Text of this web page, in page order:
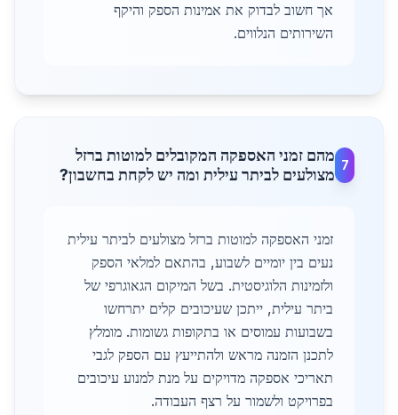
אך חשוב לבדוק את אמינות הספק והיקף
השירותים הנלווים.
7
מהם זמני האספקה המקובלים למוטות ברזל
מצולעים לביתר עילית ומה יש לקחת בחשבון?
זמני האספקה למוטות ברזל מצולעים לביתר עילית
נעים בין יומיים לשבוע, בהתאם למלאי הספק
ולזמינות הלוגיסטית. בשל המיקום הגאוגרפי של
ביתר עילית, ייתכן שעיכובים קלים יתרחשו
בשבועות עמוסים או בתקופות גשומות. מומלץ
לתכנן הזמנה מראש ולהתייעץ עם הספק לגבי
תאריכי אספקה מדויקים על מנת למנוע עיכובים
בפרויקט ולשמור על רצף העבודה.